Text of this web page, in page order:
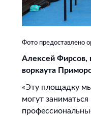
Фото предоставлено
Алексей Фирсов,
воркаута
«Эту площадку
могут